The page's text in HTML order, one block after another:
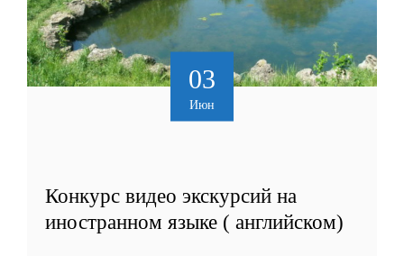
03
Июн
Конкурс видео экскурсий на
иностранном языке ( английском)